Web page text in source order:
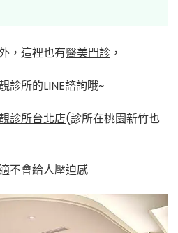
，這裡也有醫美門診 ，
診所的LINE諮詢哦~
診所台北店(診所在桃園新竹也
不會給人壓迫感